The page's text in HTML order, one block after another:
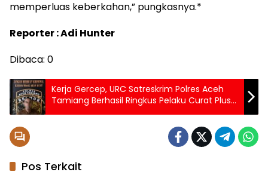
memperluas keberkahan,” pungkasnya.*
Reporter : Adi Hunter
Dibaca: 0
Kerja Gercep, URC Satreskrim Polres Aceh
Tamiang Berhasil Ringkus Pelaku Curat Plus
Penadah Kurang Dari Sehari
Pos Terkait